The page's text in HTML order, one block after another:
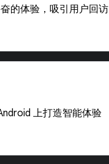
的体验，吸引用户回访
上打造智能体验